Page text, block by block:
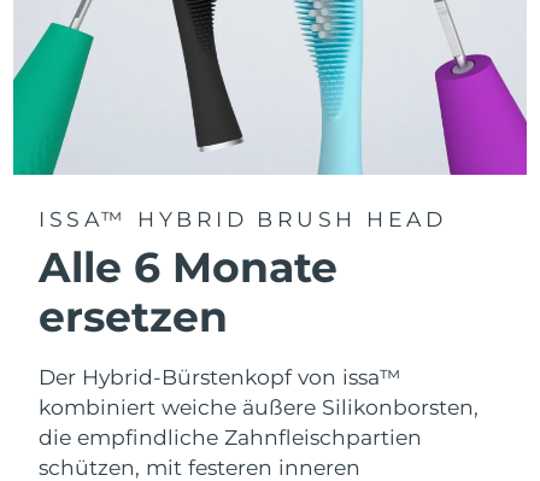
ISSA™ HYBRID BRUSH HEAD
Alle 6 Monate
ersetzen
Der Hybrid-Bürstenkopf von issa™
kombiniert weiche äußere Silikonborsten,
die empfindliche Zahnfleischpartien
schützen, mit festeren inneren